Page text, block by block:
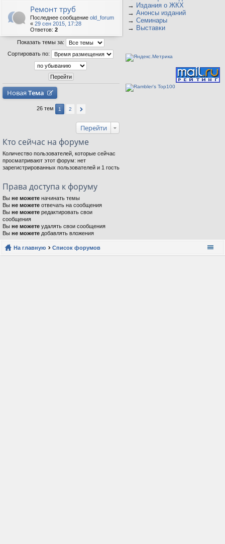
Ремонт труб
Последнее сообщение old_forum
« 29 сен 2015, 17:28
Ответов: 2
Показать темы за:
Сортировать по:
Новая Тема
26 тем 1 2
Перейти
Кто сейчас на форуме
Количество пользователей, которые сейчас
просматривают этот форум: нет
зарегистрированных пользователей и 1 гость
Права доступа к форуму
Вы не можете начинать темы
Вы не можете отвечать на сообщения
Вы не можете редактировать свои
сообщения
Вы не можете удалять свои сообщения
Вы не можете добавлять вложения
→ Издания о ЖКХ
→ Анонсы изданий
→ Семинары
→ Выставки
На главную Список форумов